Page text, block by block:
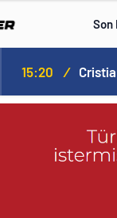
Son
15:20 /